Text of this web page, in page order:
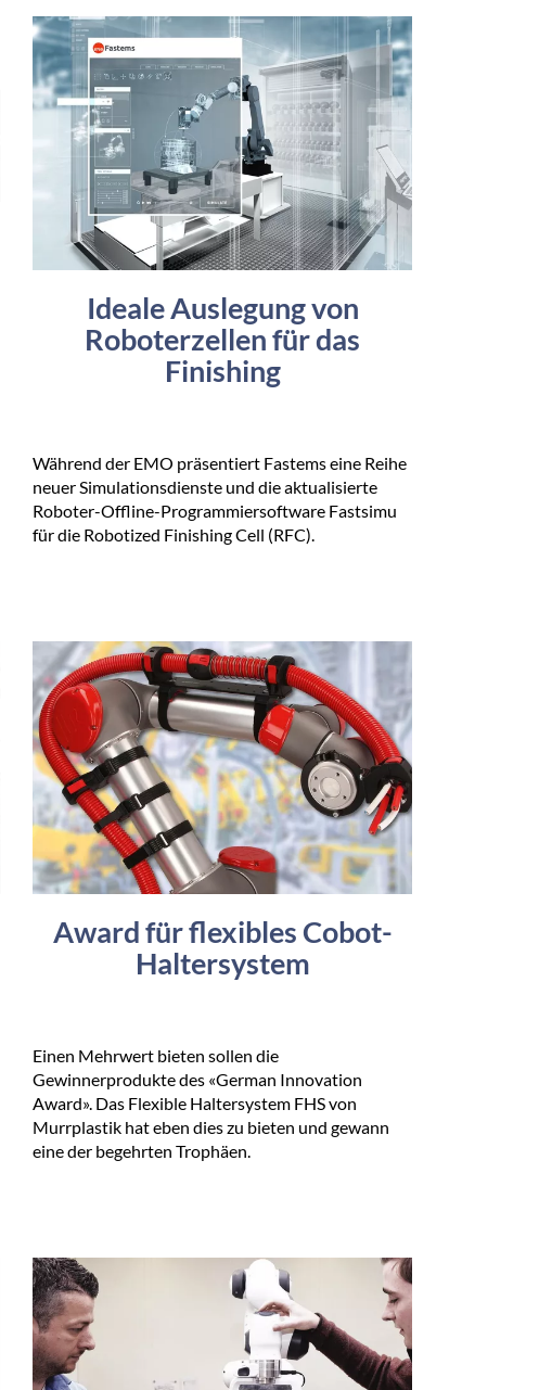
Ideale Auslegung von
Roboterzellen für das
Finishing
Während der EMO präsentiert Fastems eine Reihe
neuer Simulationsdienste und die aktualisierte
Roboter-Offline-Programmiersoftware Fastsimu
für die Robotized Finishing Cell (RFC).
Award für flexibles Cobot-
Haltersystem
Einen Mehrwert bieten sollen die
Gewinnerprodukte des «German Innovation
Award». Das Flexible Haltersystem FHS von
Murrplastik hat eben dies zu bieten und gewann
eine der begehrten Trophäen.